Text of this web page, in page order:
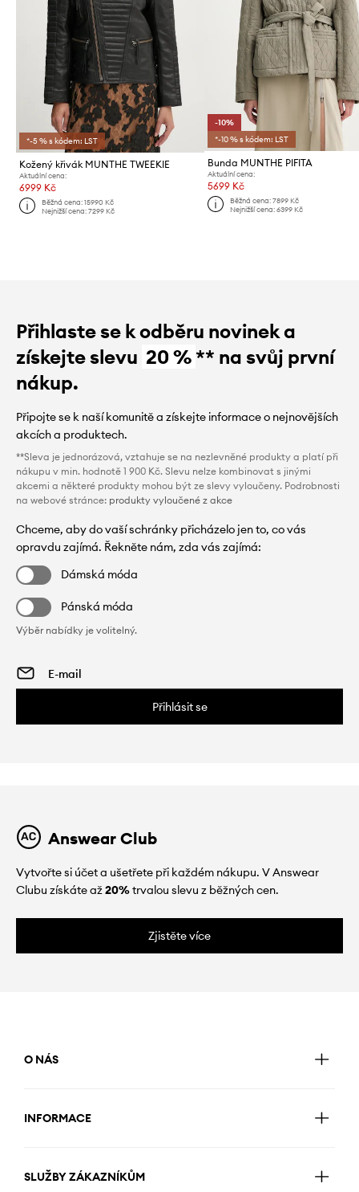
*-5 % s kódem: LST
Kožený křivák MUNTHE TWEEKIE
Aktuální cena:
6999 Kč
Běžná cena:15990 Kč
Nejnižší cena:7299 Kč
-10%
*-10 % s kódem: LST
Bunda MUNTHE PIFITA
Aktuální cena:
5699 Kč
Běžná cena: 7899 Kč
Nejnižší cena: 6399 Kč
Přihlaste se k odběru novinek a
získejte slevu 20 %** na svůj první
nákup.
Připojte se k naší komunitě a získejte informace o nejnovějších
akcích a produktech.
**Sleva je jednorázová, vztahuje se na nezlevněné produkty a platí při
nákupu v min. hodnotě 1 900 Kč. Slevu nelze kombinovat s jinými
akcemi a některé produkty mohou být ze slevy vyloučeny. Podrobnosti
na webové stránce: produkty vyloučené z akce
Chceme, aby do vaší schránky přicházelo jen to, co vás
opravdu zajímá. Řekněte nám, zda vás zajímá:
Dámská móda
Pánská móda
Výběr nabídky je volitelný.
Přihlásit se
Answear Club
Vytvořte si účet a ušetřete při každém nákupu. V Answear
Clubu získáte až20%trvalou slevu z běžných cen.
Zjistěte více
O NÁS
INFORMACE
SLUŽBY ZÁKAZNÍKŮM